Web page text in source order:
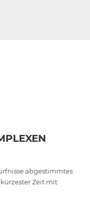
abgestimmtes
Zeit mit